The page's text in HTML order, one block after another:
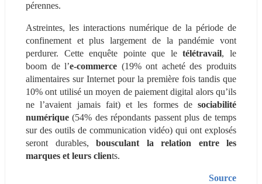
pérennes.
Astreintes, les interactions numérique de la période de
confinement et plus largement de la pandémie vont
perdurer. Cette enquête pointe que le télétravail, le
boom de l’e-commerce (19% ont acheté des produits
alimentaires sur Internet pour la première fois tandis que
10% ont utilisé un moyen de paiement digital alors qu’ils
ne l’avaient jamais fait) et les formes de sociabilité
numérique (54% des répondants passent plus de temps
sur des outils de communication vidéo) qui ont explosés
seront durables, bousculant la
relation entre les
marques et leurs clients.
Source